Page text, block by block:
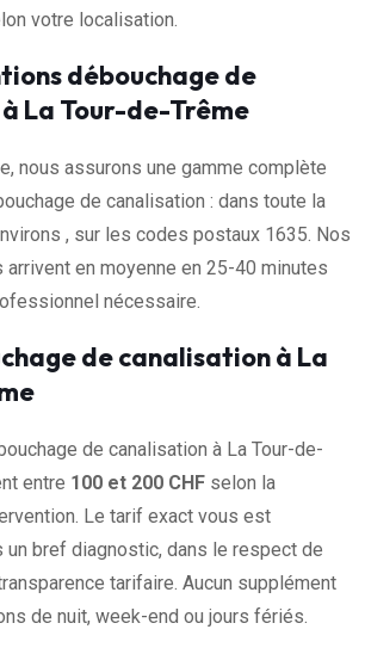
votre localisation.
débouchage de
La Tour-de-Trême
nous assurons une gamme complète
de canalisation : dans toute la
, sur les codes postaux 1635. Nos
en moyenne en 25-40 minutes
nécessaire.
de canalisation à La
de canalisation à La Tour-de-
entre 100 et 200 CHF selon la
Le tarif exact vous est
un bref diagnostic, dans le respect de
tarifaire. Aucun supplément
de nuit, week-end ou jours fériés.